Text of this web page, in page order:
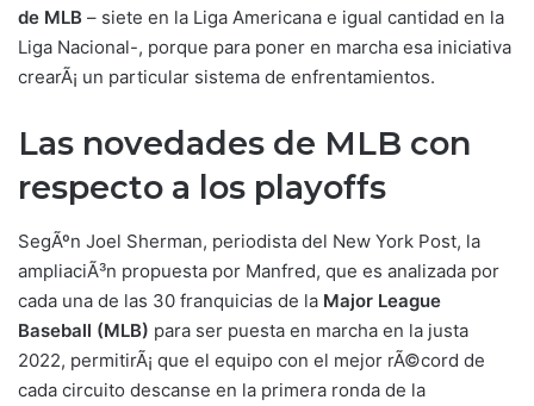
de MLB – siete en la Liga Americana e igual cantidad en la
Liga Nacional-, porque para poner en marcha esa iniciativa
crearÃ¡ un particular sistema de enfrentamientos.
Las novedades de MLB con
respecto a los playoffs
SegÃºn Joel Sherman, periodista del New York Post, la
ampliaciÃ³n propuesta por Manfred, que es analizada por
cada una de las 30 franquicias de la Major League
Baseball (MLB) para ser puesta en marcha en la justa
2022, permitirÃ¡ que el equipo con el mejor rÃ©cord de
cada circuito descanse en la primera ronda de la